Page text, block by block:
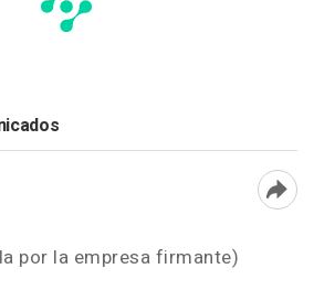
por la empresa firmante)